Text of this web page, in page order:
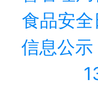
食品安
信息公